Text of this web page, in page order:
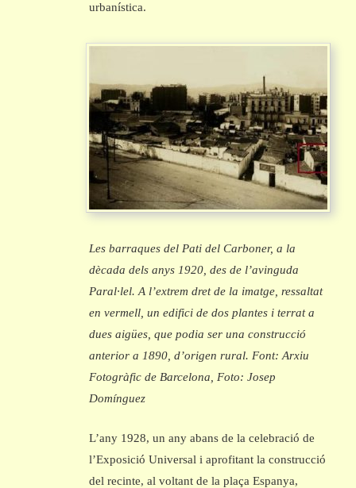
urbanística.
Les barraques del Pati del Carboner, a la
dècada dels anys 1920, des de l’avinguda
Paral·lel. A l’extrem dret de la imatge, ressaltat
en vermell, un edifici de dos plantes i terrat a
dues aigües, que podia ser una construcció
anterior a 1890, d’origen rural. Font: Arxiu
Fotogràfic de Barcelona, Foto: Josep
Domínguez
L’any 1928, un any abans de la celebració de
l’Exposició Universal i aprofitant la construcció
del recinte, al voltant de la plaça Espanya,